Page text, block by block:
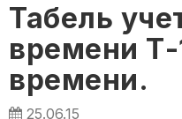
Табель
времени
времени.
25.06.15